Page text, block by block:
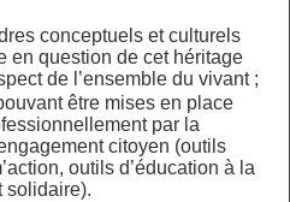
conceptuels et culturels
en question de cet héritage
de l’ensemble du vivant ;
être mises en place
par la
citoyen (outils
outils d’éducation à la
solidaire).